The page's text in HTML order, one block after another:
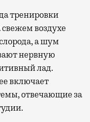
тренировки
воздухе
а шум
нервную
лад.
включает
отвечающие за